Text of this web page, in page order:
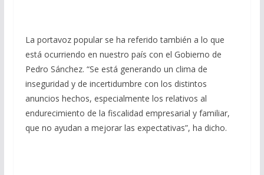
La portavoz popular se ha referido también a lo que
está ocurriendo en nuestro país con el Gobierno de
Pedro Sánchez. “Se está generando un clima de
inseguridad y de incertidumbre con los distintos
anuncios hechos, especialmente los relativos al
endurecimiento de la fiscalidad empresarial y familiar,
que no ayudan a mejorar las expectativas”, ha dicho.